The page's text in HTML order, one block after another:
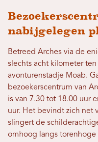
nabijgelegen
Betreed Arches via de
slechts acht kilometer
avonturenstadje Moab.
bezoekerscentrum van
is van 7.30 tot 18.00 uur
uur. Het bevindt zich net
slingert de
omhoog langs